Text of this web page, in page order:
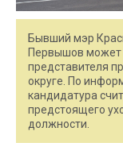
Бывший мэр
Первышов может
представителя
округе. По
кандидатура
предстоящего
должности.